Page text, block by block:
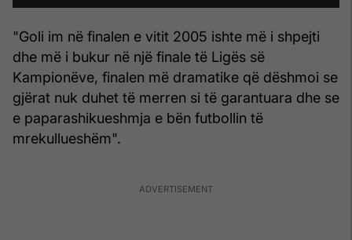
"Goli im në finalen e vitit 2005 ishte më i shpejti
dhe më i bukur në një finale të Ligës së
Kampionëve, finalen më dramatike që dëshmoi se
gjërat nuk duhet të merren si të garantuara dhe se
e paparashikueshmja e bën futbollin të
mrekullueshëm".